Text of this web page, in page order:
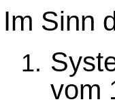
Im Sinn
vom